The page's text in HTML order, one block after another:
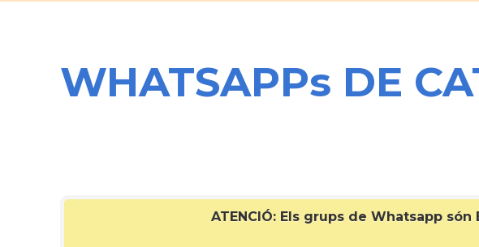
WHATSAPPs DE
ATENCIÓ: Els grups de Whatsapp són